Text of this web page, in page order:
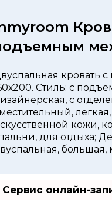
кровать
Стиль: с
с
кожи,
для отдыха;
большая,
Сервис онлайн-